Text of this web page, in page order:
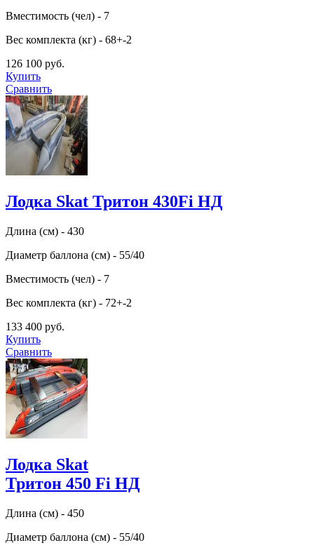
Вместимость (чел) - 7
Вес комплекта (кг) - 68+-2
126 100 руб.
Купить
Сравнить
Лодка Skat Тритон 430Fi НД
Длина (см) - 430
Диаметр баллона (см) - 55/40
Вместимость (чел) - 7
Вес комплекта (кг) - 72+-2
133 400 руб.
Купить
Сравнить
Лодка Skat
Тритон 450 Fi НД
Длина (см) - 450
Диаметр баллона (см) - 55/40